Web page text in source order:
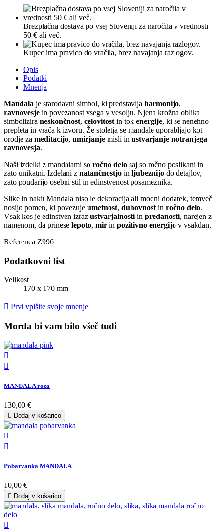
Brezplačna dostava po vsej Sloveniji za naročila v vrednosti
50 € ali več.
Kupec ima pravico do vračila, brez navajanja razlogov.
Opis
Podatki
Mnenja
Mandala je starodavni simbol, ki predstavlja harmonijo,
ravnovesje in povezanost vsega v vesolju. Njena krožna oblika
simbolizira neskončnost, celovitost in tok energije, ki se nenehno
prepleta in vrača k izvoru. Že stoletja se mandale uporabljajo kot
orodje za meditacijo, umirjanje misli in ustvarjanje notranjega
ravnovesja.
Naši izdelki z mandalami so ročno delo saj so ročno poslikani in
zato unikatni. Izdelani z natančnostjo in ljubeznijo do detajlov,
zato poudarijo osebni stil in edinstvenost posameznika.
Slike in nakit Mandala niso le dekoracija ali modni dodatek, temveč
nosijo pomen, ki povezuje umetnost, duhovnost in ročno delo.
Vsak kos je edinstven izraz ustvarjalnosti in predanosti, narejen z
namenom, da prinese lepoto, mir in pozitivno energijo v vsakdan.
Referenca Z996
Podatkovni list
Velikost
170 x 170 mm
 Prvi vpišite svoje mnenje
Morda bi vam bilo všeč tudi


MANDALA roza
130,00 €
 Dodaj v košarico


Pobarvanka MANDALA
10,00 €
 Dodaj v košarico
